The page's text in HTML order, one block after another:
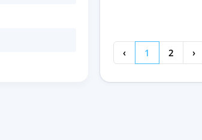
‹ 1 2 ›